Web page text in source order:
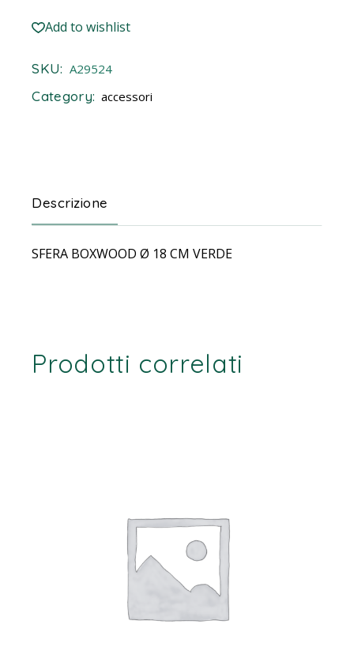
Add to wishlist
SKU: A29524
Category: accessori
Descrizione
SFERA BOXWOOD Ø 18 CM VERDE
Prodotti correlati